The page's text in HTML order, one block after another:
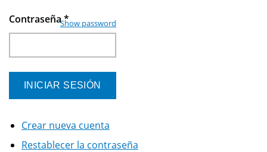
Contraseña*
Show password
Crear nueva cuenta
Restablecer la contraseña